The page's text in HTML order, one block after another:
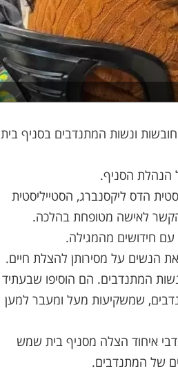
ונשות המתנדבים בסניף בית
הנהלת הסניף.
הדס ליקסנברג, הסטייליסטית
לאישה מטופחת בהלכה.
חידושים מהמגילה.
הנשים על מסירותן להצלת חיים.
המתנדבים. הם הוסיפו שבעתיד
שמשקיעות מעל ומעבר למען
איחוד הצלה מסניף בית שמש
של המתנדבים.